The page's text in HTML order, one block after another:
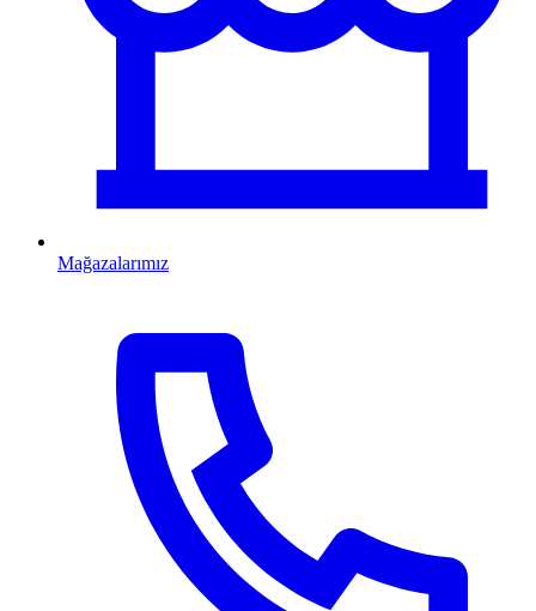
Mağazalarımız